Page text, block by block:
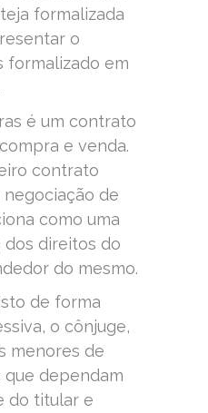
formalizada
o
formalizado em
é um contrato
e venda.
contrato
de
como uma
direitos do
do mesmo.
de forma
o cônjuge,
menores de
que dependam
do titular e